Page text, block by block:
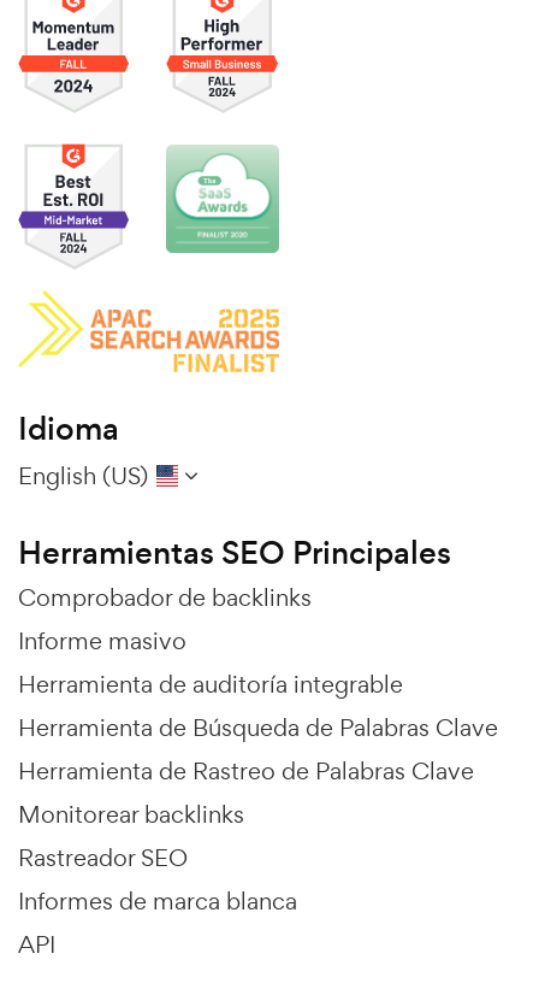
Idioma
English (US)
Herramientas SEO Principales
Comprobador de backlinks
Informe masivo
Herramienta de auditoría integrable
Herramienta de Búsqueda de Palabras Clave
Herramienta de Rastreo de Palabras Clave
Monitorear backlinks
Rastreador SEO
Informes de marca blanca
API